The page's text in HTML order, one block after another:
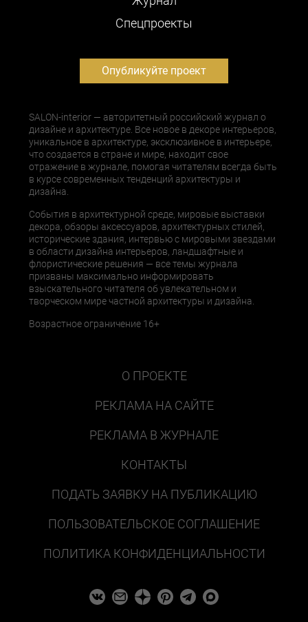
Cпецпроекты
Опубликуйте проект
SALON-interior — авторитетный российский журнал о
дизайне и архитектуре. Все новое в декоре интерьеров,
уникальное в архитектуре, эксклюзивное в интерьере,
что создается в стране и мире, находит свое
отражение в журнале, помогая читателям всегда быть
в курсе современных тенденций архитектуры и
дизайна.
События в архитектурной среде, мировые выставки
декора, обзоры аксессуаров, архитектурных стилей,
исторические здания, интервью с мировыми звездами
в области дизайна интерьеров, ландшафтные и
флористические решения — все темы журнала
призваны максимально информировать
взыскательного читателя об увлекательном и
творческом мире частной архитектуры и дизайна.
Возрастное ограничение 16+
О ПРОЕКТЕ
РЕКЛАМА НА САЙТЕ
РЕКЛАМА В ЖУРНАЛЕ
КОНТАКТЫ
ПОДАТЬ ЗАЯВКУ НА ПУБЛИКАЦИЮ
ПОЛЬЗОВАТЕЛЬСКОЕ СОГЛАШЕНИЕ
ПОЛИТИКА КОНФИДЕНЦИАЛЬНОСТИ